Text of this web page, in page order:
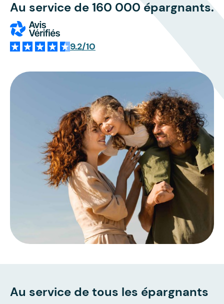
Au service de 160 000 épargnants.
9.2/10
Au service de tous les épargnants